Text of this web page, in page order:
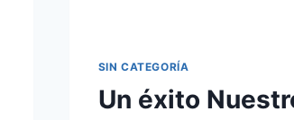
SIN CATEGORÍA
Un éxito